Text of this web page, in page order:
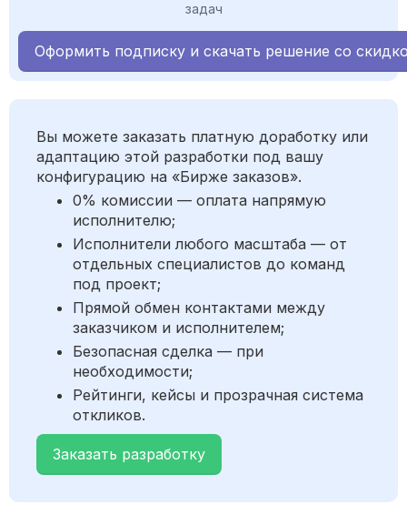
задач
Оформить подписку и скачать решение со
Вы можете заказать платную доработку или
адаптацию этой разработки под вашу
конфигурацию на «Бирже заказов».
0% комиссии — оплата напрямую
исполнителю;
Исполнители любого масштаба — от
отдельных специалистов до команд
под проект;
Прямой обмен контактами между
заказчиком и исполнителем;
Безопасная сделка — при
необходимости;
Рейтинги, кейсы и прозрачная система
откликов.
Заказать разработку